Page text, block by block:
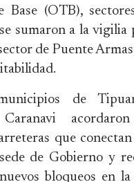
Base (OTB),
sumaron a la vigilia
de Puente
de
que
de Gobierno y
bloqueos en la